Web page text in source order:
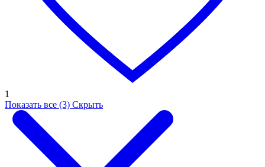
1
Показать все (3) Скрыть